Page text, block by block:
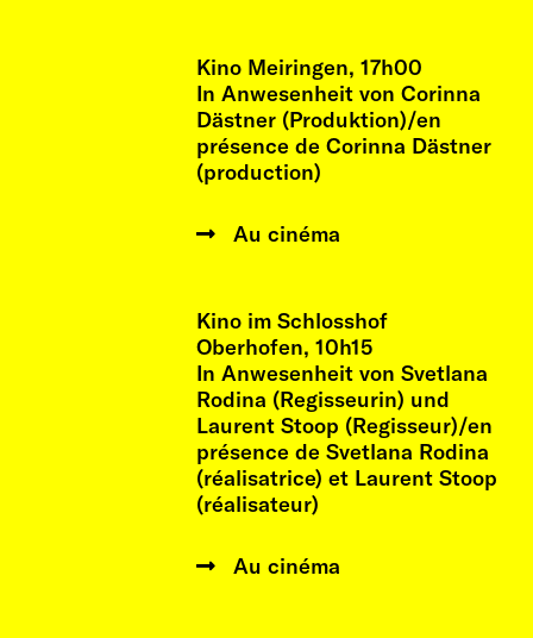
Kino Meiringen, 17h00
In Anwesenheit von Corinna
Dästner (Produktion)/en
présence de Corinna Dästner
(production)
Au cinéma
Kino im Schlosshof
Oberhofen, 10h15
In Anwesenheit von Svetlana
Rodina (Regisseurin) und
Laurent Stoop (Regisseur)/en
présence de Svetlana Rodina
(réalisatrice) et Laurent Stoop
(réalisateur)
Au cinéma